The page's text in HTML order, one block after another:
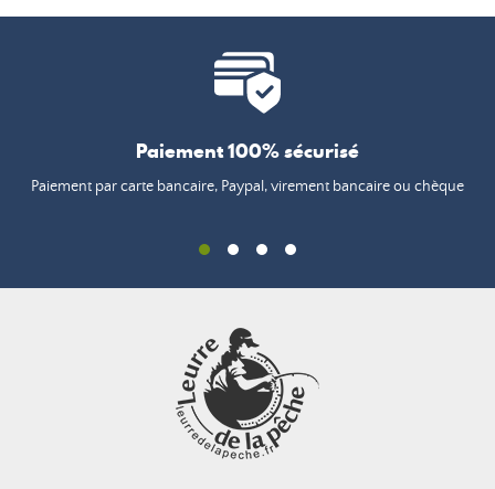
Paiement 100% sécurisé
Paiement par carte bancaire, Paypal, virement bancaire ou chèque